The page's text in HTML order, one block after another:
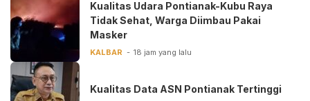
Kualitas Udara Pontianak-Kubu Raya
Tidak Sehat, Warga Diimbau Pakai
Masker
KALBAR 18 jam yang lalu
Kualitas Data ASN Pontianak Tertinggi